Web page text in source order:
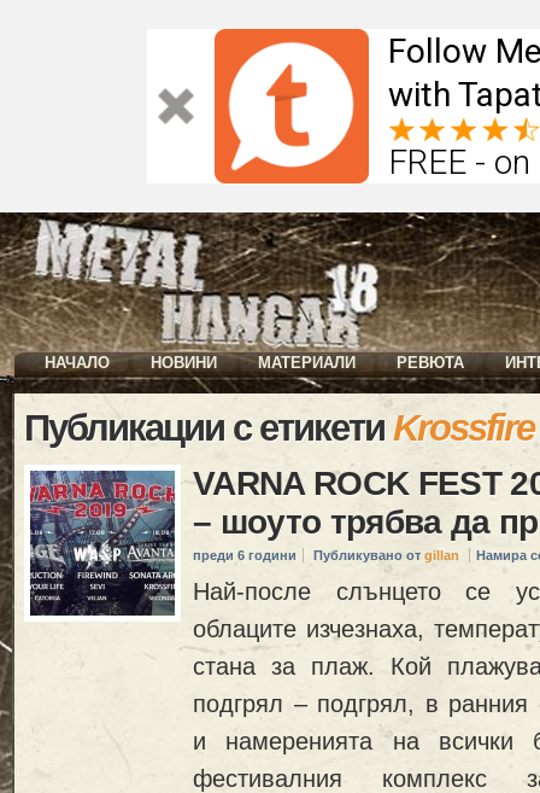
Follow
with
FREE -
НАЧАЛО НОВИНИ МАТЕРИАЛИ РЕВЮТА
Публикации с етикетиKrossfire
VARNA ROCK FEST
– шоуто трябва да
преди 6 години Публикувано от gillan Намира
Най-после слънцето се
облаците изчезнаха,
стана за плаж. Кой
подгрял – подгрял, в ранния
и намеренията на всички
фестивалния комплекс